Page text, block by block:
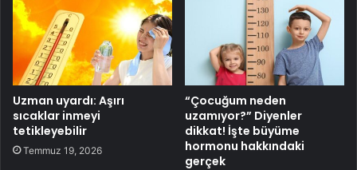
Uzman uyardı: Aşırı
sıcaklar inmeyi
tetikleyebilir
Temmuz 19, 2026
“Çocuğum neden
uzamıyor?” Diyenler
dikkat! İşte büyüme
hormonu hakkındaki
gerçek